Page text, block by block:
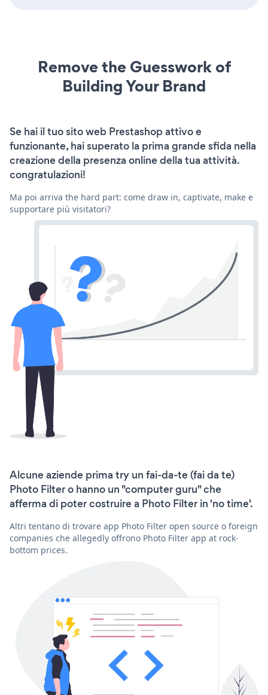
Remove the Guesswork of
Building Your Brand
Se hai il tuo sito web Prestashop attivo e
funzionante, hai superato la prima grande sfida nella
creazione della presenza online della tua attività.
congratulazioni!
Ma poi arriva the hard part: come draw in, captivate, make e
supportare più visitatori?
Alcune aziende prima try un fai-da-te (fai da te)
Photo Filter o hanno un "computer guru" che
afferma di poter costruire a Photo Filter in 'no time'.
Altri tentano di trovare app Photo Filter open source o foreign
companies che allegedly offrono Photo Filter app at rock-
bottom prices.